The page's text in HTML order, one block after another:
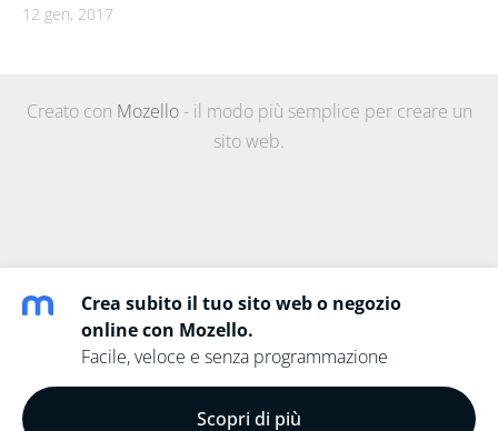
12 gen, 2017
Creato con Mozello- il modo più semplice per creare un
sito web.
Crea subito il tuo sito web o negozio
online con Mozello.
Facile, veloce e senza programmazione
Scopri di più